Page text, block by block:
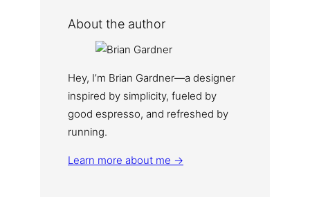
About the author
Hey, I’m Brian Gardner—a designer
inspired by simplicity, fueled by
good espresso, and refreshed by
running.
Learn more about me →